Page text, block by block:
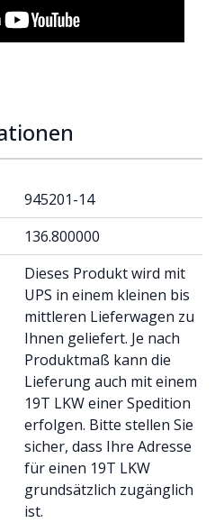
945201-14
136.800000
Dieses Produkt wird mit
UPS in einem kleinen bis
mittleren Lieferwagen zu
Ihnen geliefert. Je nach
Produktmaß kann die
Lieferung auch mit einem
19T LKW einer Spedition
erfolgen. Bitte stellen Sie
sicher, dass Ihre Adresse
für einen 19T LKW
grundsätzlich zugänglich
ist.